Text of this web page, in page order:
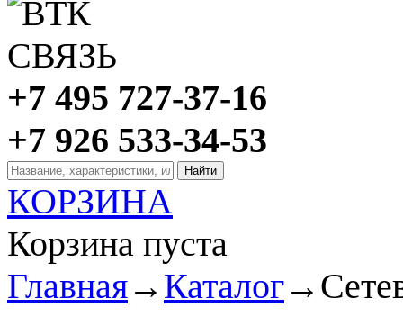
+7 495 727-37-16
+7 926 533-34-53
КОРЗИНА
Корзина пуста
Главная→ Каталог→